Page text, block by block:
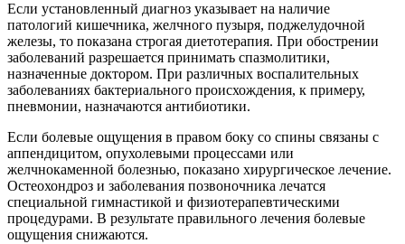
Если установленный диагноз указывает на наличие
патологий кишечника, желчного пузыря, поджелудочной
железы, то показана строгая диетотерапия. При обострении
заболеваний разрешается принимать спазмолитики,
назначенные доктором. При различных воспалительных
заболеваниях бактериального происхождения, к примеру,
пневмонии, назначаются антибиотики.
Если болевые ощущения в правом боку со спины связаны с
аппендицитом, опухолевыми процессами или
желчнокаменной болезнью, показано хирургическое лечение.
Остеохондроз и заболевания позвоночника лечатся
специальной гимнастикой и физиотерапевтическими
процедурами. В результате правильного лечения болевые
ощущения снижаются.